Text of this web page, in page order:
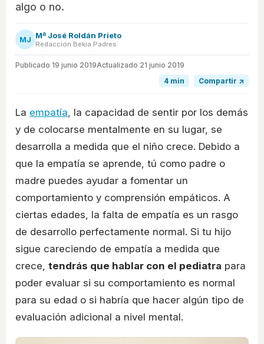
algo o no.
MJ Mª José Roldán Prieto
Redacción Bekia Padres
Publicado 19 junio 2019Actualizado 21 junio 2019
4 min
Compartir ↗
La empatía, la capacidad de sentir por los demás
y de colocarse mentalmente en su lugar, se
desarrolla a medida que el niño crece. Debido a
que la empatía se aprende, tú como padre o
madre puedes ayudar a fomentar un
comportamiento y comprensión empáticos. A
ciertas edades, la falta de empatía es un rasgo
de desarrollo perfectamente normal. Si tu hijo
sigue careciendo de empatía a medida que
crece, tendrás que hablar con el pediatra para
poder evaluar si su comportamiento es normal
para su edad o si habría que hacer algún tipo de
evaluación adicional a nivel mental.